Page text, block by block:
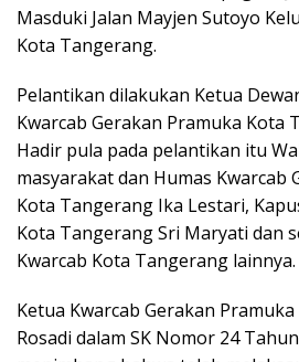
Masduki Jalan Mayjen Sutoyo
Kota Tangerang.
Pelantikan dilakukan Ketua
Kwarcab Gerakan Pramuka Kota
Hadir pula pada pelantikan itu
masyarakat dan Humas Kwarcab
Kota Tangerang Ika Lestari,
Kota Tangerang Sri Maryati dan
Kwarcab Kota Tangerang lainnya.
Ketua Kwarcab Gerakan
Rosadi dalam SK Nomor 24